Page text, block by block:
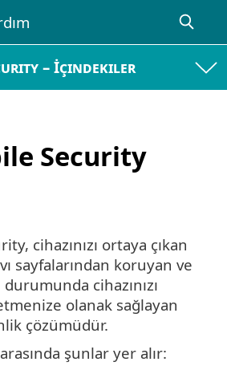
– İçindekiler
Security
cihazınızı ortaya çıkan
sayfalarından koruyan ve
durumunda cihazınızı
olanak sağlayan
çözümüdür.
şunlar yer alır: